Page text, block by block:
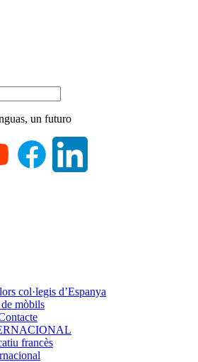
un futuro
col·legis d’Espanya
mòbils
francès